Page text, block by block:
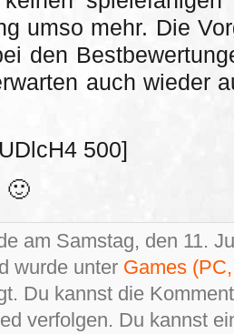
umso mehr. Die
den
auch wieder
500]
🙂
am Samstag, den 11.
wurde unter Games
Du kannst die
verfolgen. Du kannst